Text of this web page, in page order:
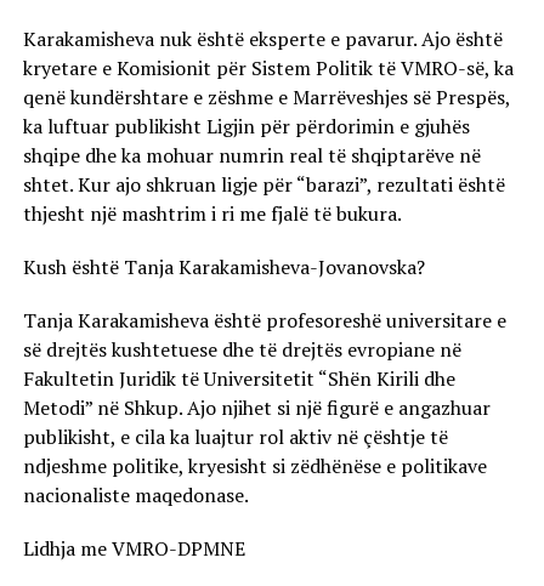
Karakamisheva nuk është eksperte e pavarur. Ajo është
kryetare e Komisionit për Sistem Politik të VMRO-së, ka
qenë kundërshtare e zëshme e Marrëveshjes së Prespës,
ka luftuar publikisht Ligjin për përdorimin e gjuhës
shqipe dhe ka mohuar numrin real të shqiptarëve në
shtet. Kur ajo shkruan ligje për “barazi”, rezultati është
thjesht një mashtrim i ri me fjalë të bukura.
Kush është Tanja Karakamisheva-Jovanovska?
Tanja Karakamisheva është profesoreshë universitare e
së drejtës kushtetuese dhe të drejtës evropiane në
Fakultetin Juridik të Universitetit “Shën Kirili dhe
Metodi” në Shkup. Ajo njihet si një figurë e angazhuar
publikisht, e cila ka luajtur rol aktiv në çështje të
ndjeshme politike, kryesisht si zëdhënëse e politikave
nacionaliste maqedonase.
Lidhja me VMRO-DPMNE